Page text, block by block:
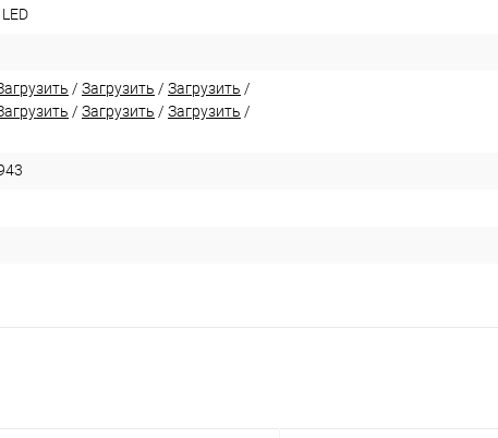
/ Загрузить / Загрузить /
/ Загрузить / Загрузить /